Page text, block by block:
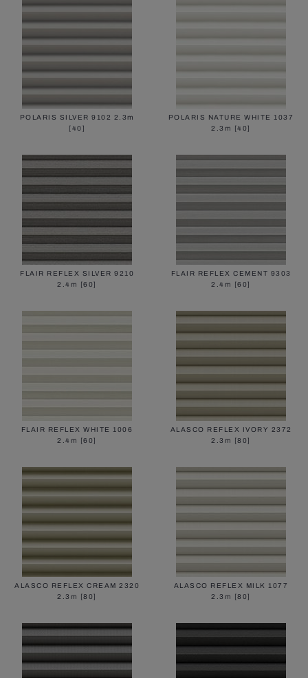
POLARIS SILVER 9102 2.3m
[40]
POLARIS NATURE WHITE 1037
2.3m [40]
FLAIR REFLEX SILVER 9210
2.4m [60]
FLAIR REFLEX CEMENT 9303
2.4m [60]
FLAIR REFLEX WHITE 1006
2.4m [60]
ALASCO REFLEX IVORY 2372
2.3m [80]
ALASCO REFLEX CREAM 2320
2.3m [80]
ALASCO REFLEX MILK 1077
2.3m [80]